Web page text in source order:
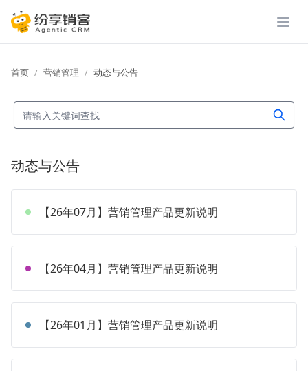
展开
首页 营销管理 动态与公告
动态与公告
【26年07月】营销管理产品更新说明
【26年04月】营销管理产品更新说明
【26年01月】营销管理产品更新说明